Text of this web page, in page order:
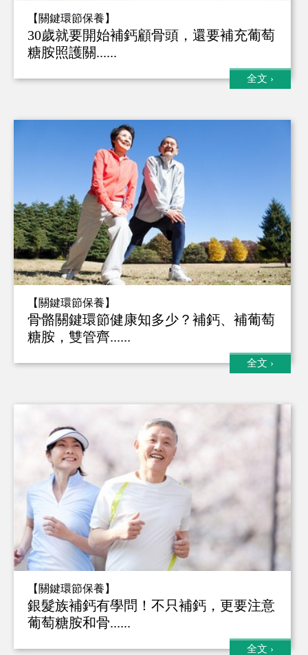
【關鍵環節保養】
30歲就要開始補鈣顧骨頭，還要補充葡萄
糖胺照護關......
全文 ›
【關鍵環節保養】
骨骼關鍵環節健康知多少？補鈣、補葡萄
糖胺，雙管齊......
全文 ›
【關鍵環節保養】
銀髮族補鈣有學問！不只補鈣，更要注意
葡萄糖胺和骨......
全文 ›